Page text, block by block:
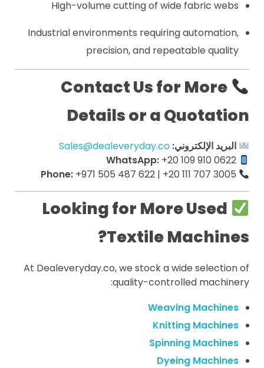
High-volume cutting of wide fabric webs
Industrial environments requiring automation,
precision, and repeatable quality
Contact Us for More
Details or a Quotation
البريد الإلكتروني: Sales@dealeveryday.co
WhatsApp:+20 109 910 0622
Phone:+971 505 487 622 | +20 111 707 3005
Looking for More Used
Textile Machines?
At Dealeveryday.co, we stock a wide selection of
quality-controlled machinery:
Weaving Machines
Knitting Machines
Spinning Machines
Dyeing Machines